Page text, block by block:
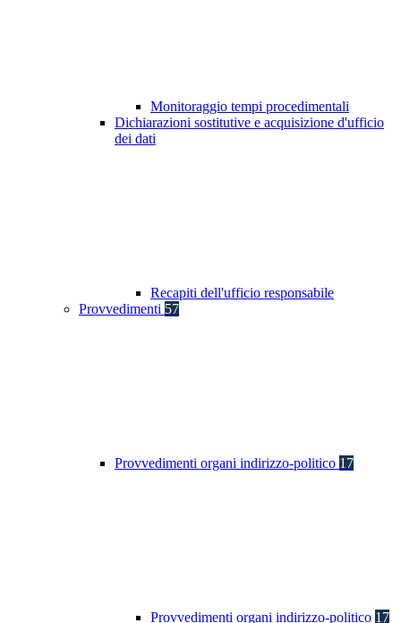
Monitoraggio tempi procedimentali
Dichiarazioni sostitutive e acquisizione d'ufficio
dei dati
Recapiti dell'ufficio responsabile
Provvedimenti 57
Provvedimenti organi indirizzo-politico 17
Provvedimenti organi indirizzo-politico 17